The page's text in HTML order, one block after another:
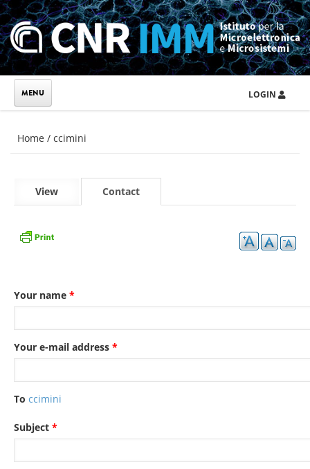
Skip to main content
LOGIN
You are here
Home / ccimini
Primary tabs
View Contact
Your name *
Your e-mail address *
To ccimini
Subject *